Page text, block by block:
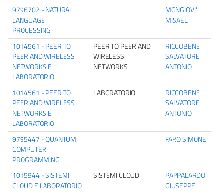
9796702 - NATURAL
LANGUAGE
PROCESSING
MONGIOVI'
MISAEL
1014561 - PEER TO
PEER AND WIRELESS
NETWORKS E
LABORATORIO
PEER TO PEER AND
WIRELESS
NETWORKS
RICCOBENE
SALVATORE
ANTONIO
1014561 - PEER TO
PEER AND WIRELESS
NETWORKS E
LABORATORIO
LABORATORIO
RICCOBENE
SALVATORE
ANTONIO
9795447 - QUANTUM
COMPUTER
PROGRAMMING
FARO SIMONE
1015944 - SISTEMI
CLOUD E LABORATORIO
SISTEMI CLOUD
PAPPALARDO
GIUSEPPE